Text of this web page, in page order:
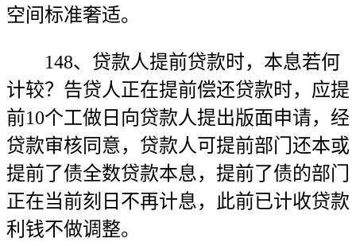
空间标准奢适。
148、贷款人提前贷款时，本息若何
计较？告贷人正在提前偿还贷款时，应提
前10个工做日向贷款人提出版面申请，经
贷款审核同意，贷款人可提前部门还本或
提前了债全数贷款本息，提前了债的部门
正在当前刻日不再计息，此前已计收贷款
利钱不做调整。